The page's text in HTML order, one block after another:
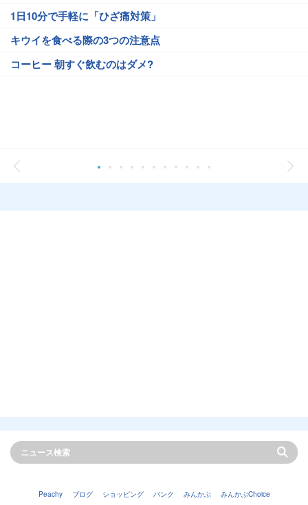
1日10分で手軽に「ひざ痛対策」
キウイを食べる際の3つの注意点
コーヒー 朝すぐ飲むのはダメ?
Peachy ブログ ショッピング バンク みんかぶ みんかぶChoice